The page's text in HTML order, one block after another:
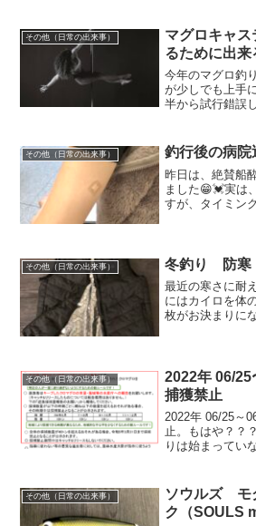
ポンくじが、引
す😍😍わあーー
その他（日常の出来事）
マグロキャ
るために出来
今年のマグロ釣
が少しでも上手
半から試行錯誤
ぁと思い、野球
してもらおうと
その他（日常の出来事） 釣行後の病院
昨日は、絶賛船
ました😁💓実は
すが、タイミン
ワクチン接種✨
その他（日常の出来事） 冬釣り 防寒
最近の寒さに耐
にはカイロを体
枚がお決まりに
りまくりでコス
その他（日常の出来事）
2022年 06/25
捕獲禁止
2022年 06/25～
止。もはや？？
りは始まってい
度確認してみま
捕獲禁...
その他（日常の出来事）
ソウルズ モ
ク（SOULS